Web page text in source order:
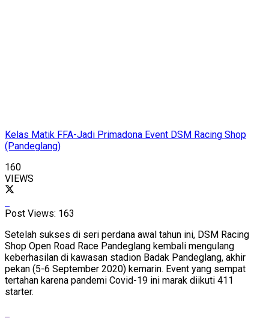
Kelas Matik FFA-Jadi Primadona Event DSM Racing Shop
(Pandeglang)
160
VIEWS
Post Views: 163
Setelah sukses di seri perdana awal tahun ini, DSM Racing
Shop Open Road Race Pandeglang kembali mengulang
keberhasilan di kawasan stadion Badak Pandeglang, akhir
pekan (5-6 September 2020) kemarin. Event yang sempat
tertahan karena pandemi Covid-19 ini marak diikuti 411
starter.